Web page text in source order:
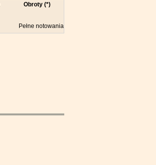
Obroty (*)
Pełne notowania